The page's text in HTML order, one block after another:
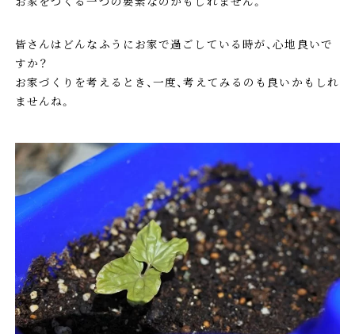
皆さんはどんなふうにお家で過ごしている時が、心地良いで
すか？
お家づくりを考えるとき、一度、考えてみるのも良いかもしれ
ませんね。